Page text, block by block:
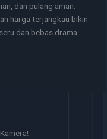
dan pulang aman.
harga terjangkau bikin
dan bebas drama.